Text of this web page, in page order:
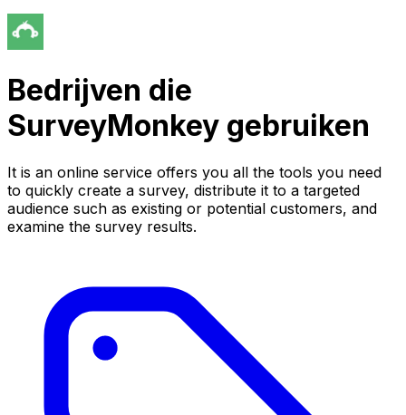
Bedrijven die
SurveyMonkey gebruiken
It is an online service offers you all the tools you need
to quickly create a survey, distribute it to a targeted
audience such as existing or potential customers, and
examine the survey results.